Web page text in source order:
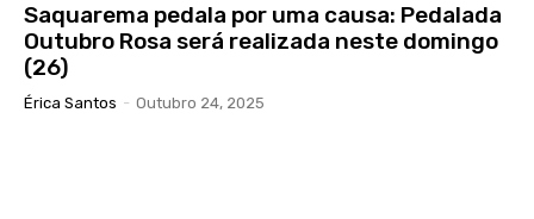
Saquarema pedala por uma causa: Pedalada
Outubro Rosa será realizada neste domingo
(26)
Érica Santos - Outubro 24, 2025